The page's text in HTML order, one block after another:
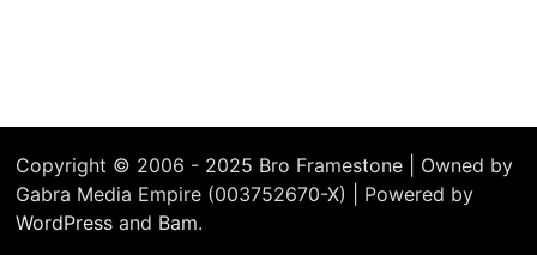
Copyright © 2006 - 2025 Bro Framestone | Owned by
Gabra Media Empire (003752670-X) | Powered by
WordPress and Bam.